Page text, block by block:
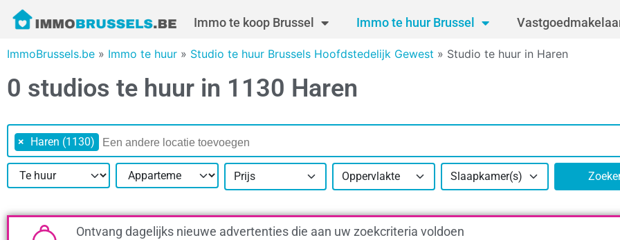
Immo te koop Brussel Immo te huur Brussel
ImmoBrussels.be » Immo te huur » Studio te huur Brussels Hoofdstedelijk Gewest » Studio te huur in Haren
0 studios te huur in 1130 Haren
× Haren (1130)
Prijs Oppervlakte Slaapkamer(s)
Ontvang dagelijks nieuwe advertenties die aan uw zoekcriteria voldoen